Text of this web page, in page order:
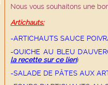
Nous vous souhaitons une
Artichauts:
-ARTICHAUTS SAUCE
-QUICHE AU BLEU
la recette sur ce lien)
-SALADE DE PÂTES AUX